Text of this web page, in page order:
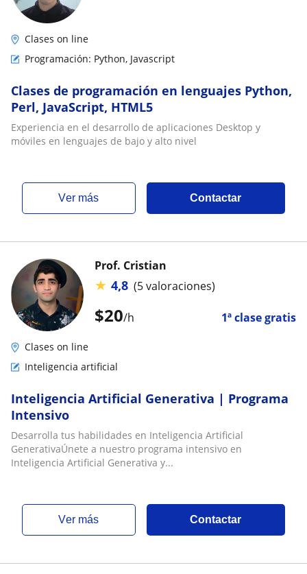
Clases on line
Programación: Python, Javascript
Clases de programación en lenguajes Python,
Perl, JavaScript, HTML5
Experiencia en el desarrollo de aplicaciones Desktop y
móviles en lenguajes de bajo y alto nivel
ver más Contactar
$20/h 1ª clase gratis
Prof. Cristian
★ 4,8 (5 valoraciones)
Clases on line
Inteligencia artificial
Inteligencia Artificial Generativa | Programa
Intensivo
Desarrolla tus habilidades en Inteligencia Artificial
GenerativaÚnete a nuestro programa intensivo en
Inteligencia Artificial Generativa y...
ver más Contactar